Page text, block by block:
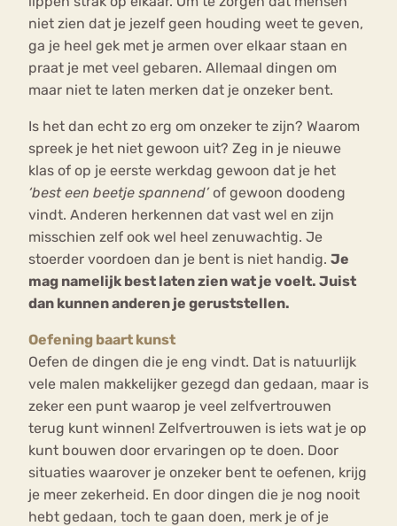
niet zien dat je jezelf geen houding weet te geven,
ga je heel gek met je armen over elkaar staan en
praat je met veel gebaren. Allemaal dingen om
maar niet te laten merken dat je onzeker bent.
Is het dan echt zo erg om onzeker te zijn? Waarom
spreek je het niet gewoon uit? Zeg in je nieuwe
klas of op je eerste werkdag gewoon dat je het
‘best een beetje spannend’ of gewoon doodeng
vindt. Anderen herkennen dat vast wel en zijn
misschien zelf ook wel heel zenuwachtig. Je
stoerder voordoen dan je bent is niet handig. Je
mag namelijk best laten zien wat je voelt. Juist
dan kunnen anderen je geruststellen.
Oefening baart kunst
Oefen de dingen die je eng vindt. Dat is natuurlijk
vele malen makkelijker gezegd dan gedaan, maar is
zeker een punt waarop je veel zelfvertrouwen
terug kunt winnen! Zelfvertrouwen is iets wat je op
kunt bouwen door ervaringen op te doen. Door
situaties waarover je onzeker bent te oefenen, krijg
je meer zekerheid. En door dingen die je nog nooit
hebt gedaan, toch te gaan doen, merk je of je